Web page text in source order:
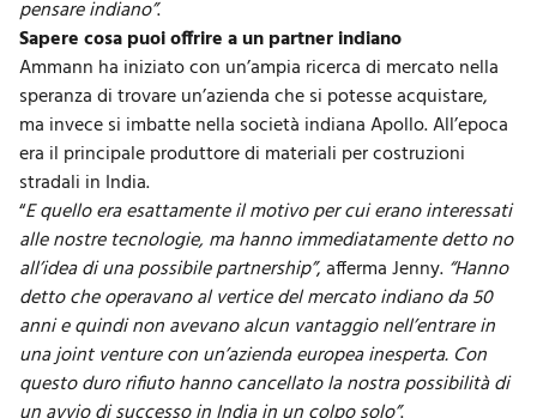
pensare indiano”.
Sapere cosa puoi offrire a un partner indiano
Ammann ha iniziato con un’ampia ricerca di mercato nella
speranza di trovare un’azienda che si potesse acquistare,
ma invece si imbatte nella società indiana Apollo. All’epoca
era il principale produttore di materiali per costruzioni
stradali in India.
“E quello era esattamente il motivo per cui erano interessati
alle nostre tecnologie, ma hanno immediatamente detto no
all’idea di una possibile partnership”, afferma Jenny. “Hanno
detto che operavano al vertice del mercato indiano da 50
anni e quindi non avevano alcun vantaggio nell’entrare in
una joint venture con un’azienda europea inesperta. Con
questo duro rifiuto hanno cancellato la nostra possibilità di